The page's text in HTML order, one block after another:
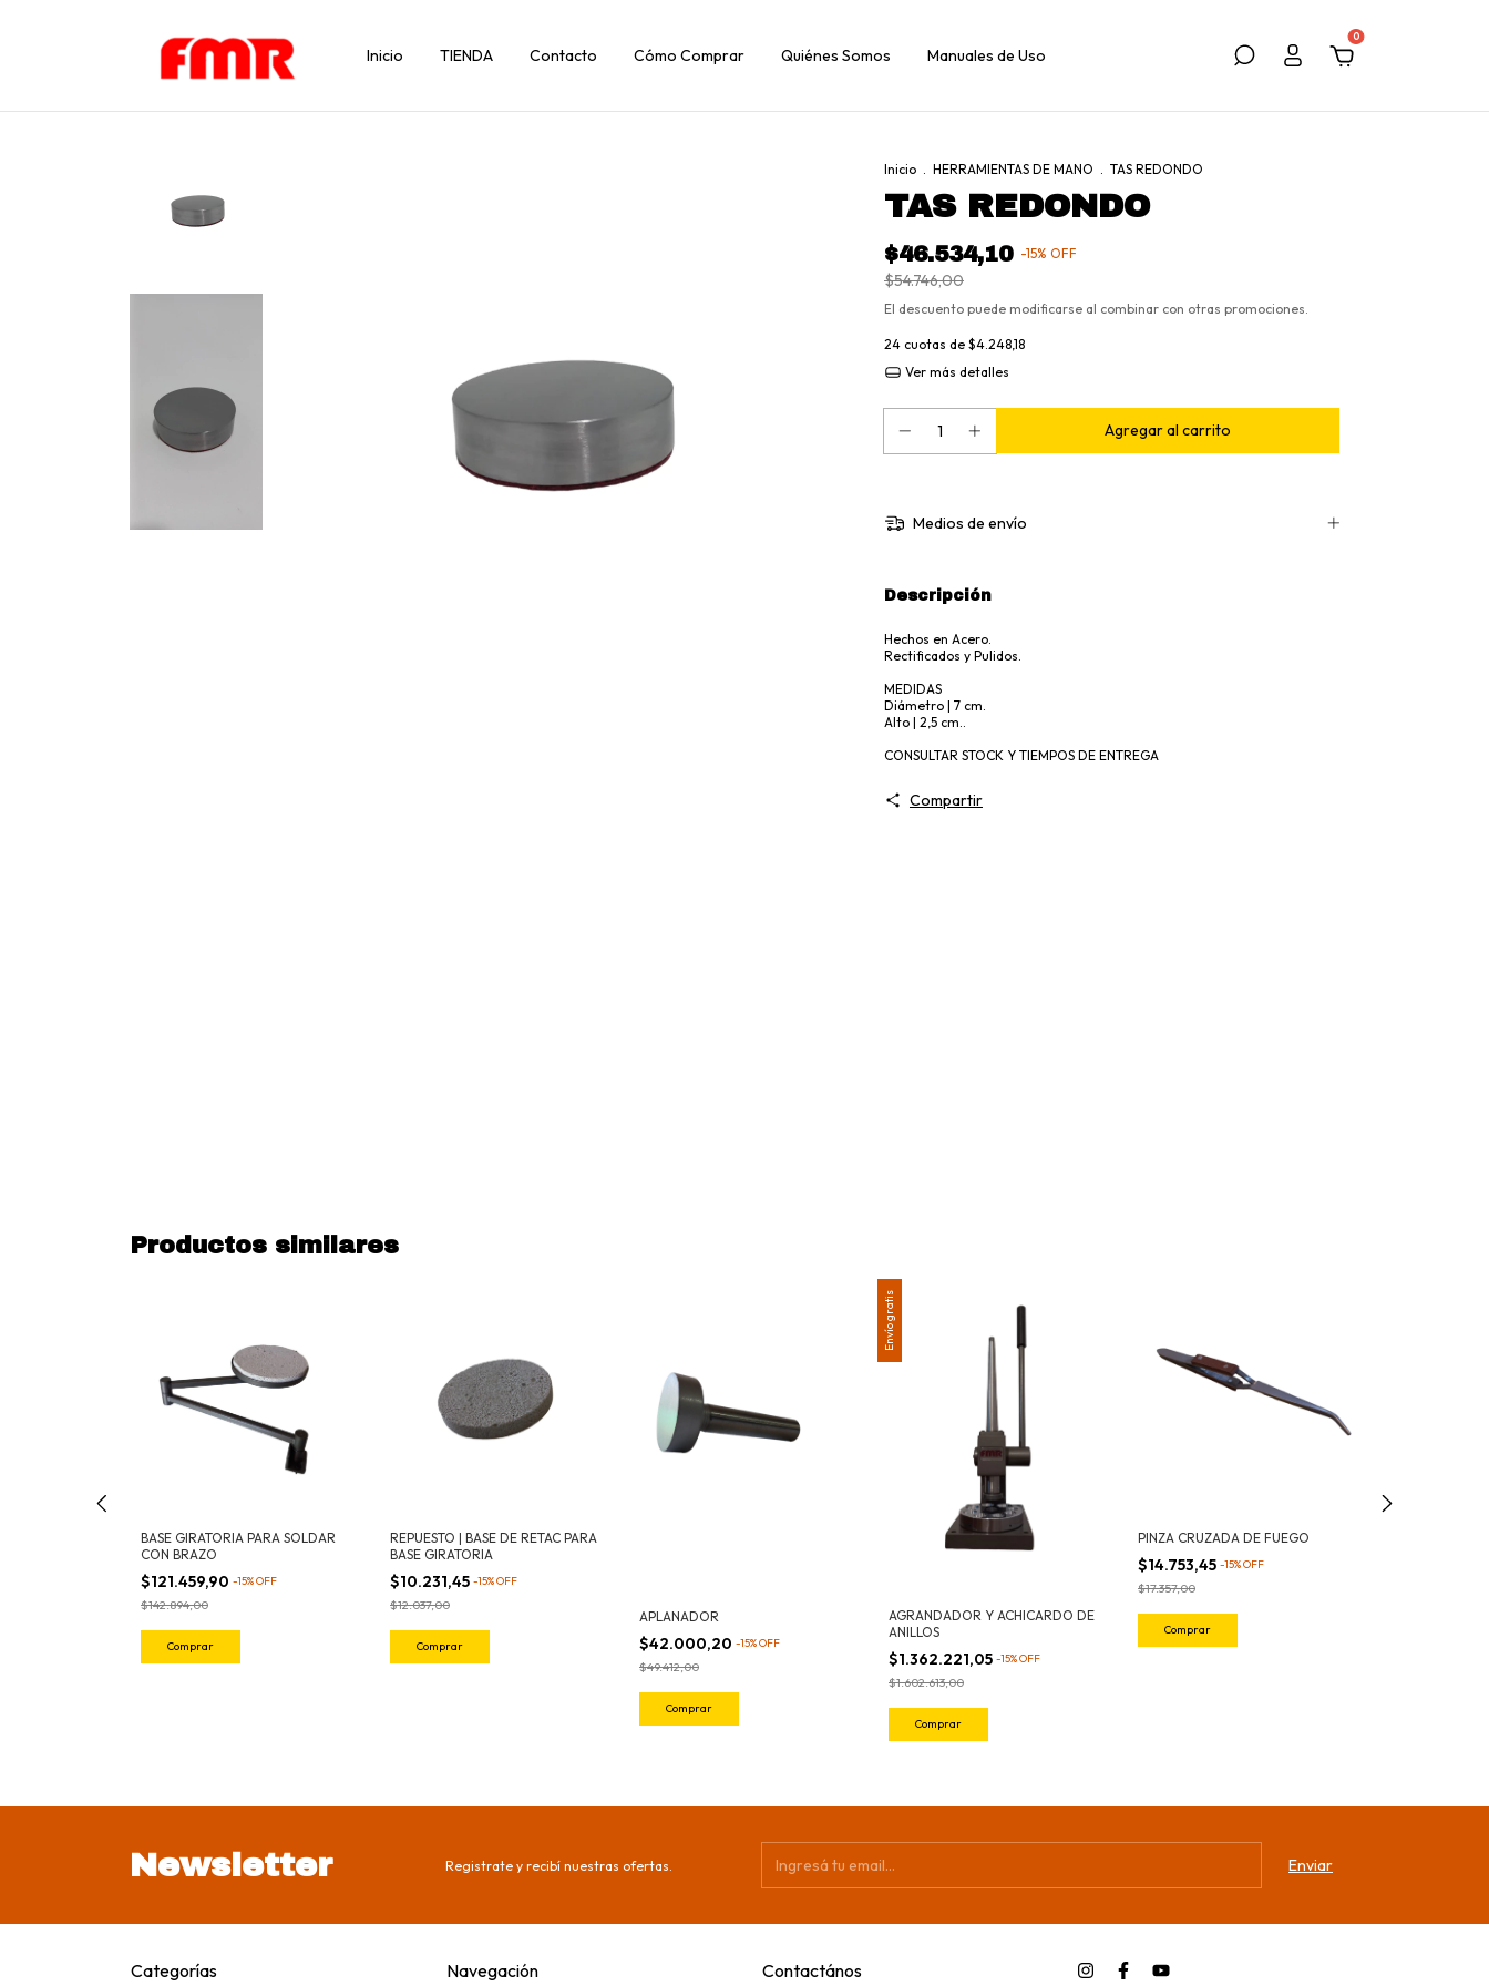
Inicio TIENDA Contacto Cómo Comprar Quiénes Somos Manuales de Uso
0
Inicio . HERRAMIENTAS DE MANO . TAS REDONDO
TAS REDONDO
$46.534,10 -15% OFF
$54.746,00
El descuento puede modificarse al combinar con otras promociones.
24 cuotas de $4.248,18
Ver más detalles
Medios de envío
Descripción
Hechos en Acero.
Rectificados y Pulidos.
MEDIDAS
Diámetro | 7 cm.
Alto | 2,5 cm..
CONSULTAR STOCK Y TIEMPOS DE ENTREGA
Compartir
Productos similares
BASE GIRATORIA PARA SOLDAR
CON BRAZO
$121.459,90 -15%OFF
$142.894,00
REPUESTO | BASE DE RETAC PARA
BASE GIRATORIA
$10.231,45 -15%OFF
$12.037,00
APLANADOR
$42.000,20 -15%OFF
$49.412,00
Envío gratis
AGRANDADOR Y ACHICARDO DE
ANILLOS
$1.362.221,05 -15%OFF
$1.602.613,00
PINZA CRUZADA DE FUEGO
$14.753,45 -15%OFF
$17.357,00
Comprar
$125.000,00
Newsletter Registrate y recibí nuestras ofertas.
Categorías Navegación Contactános